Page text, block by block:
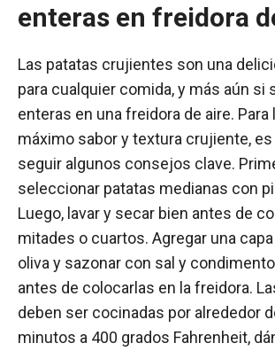
enteras en freidora
Las patatas crujientes son una
para cualquier comida, y más aún si
enteras en una freidora de aire. Para
máximo sabor y textura crujiente,
seguir algunos consejos clave.
seleccionar patatas medianas con
Luego, lavar y secar bien antes de
mitades o cuartos. Agregar una
oliva y sazonar con sal y
antes de colocarlas en la freidora.
deben ser cocinadas por alrededor
minutos a 400 grados Fahrenheit,